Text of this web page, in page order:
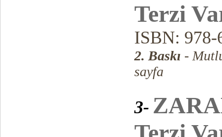
Terzi
ISBN: 978-
2. Baskı -
sayfa
3-